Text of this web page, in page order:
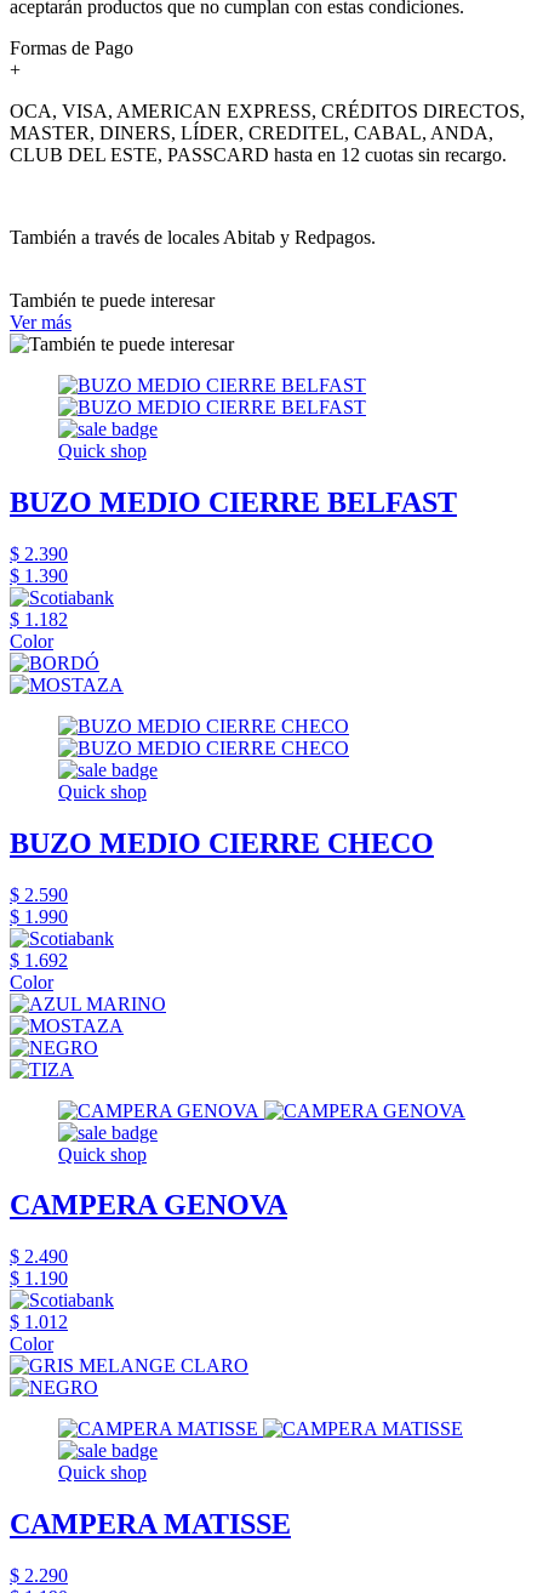
aceptarán productos que no cumplan con estas condiciones.
Formas de Pago
+
OCA, VISA, AMERICAN EXPRESS, CRÉDITOS DIRECTOS,
MASTER, DINERS, LÍDER, CREDITEL, CABAL, ANDA,
CLUB DEL ESTE, PASSCARD hasta en 12 cuotas sin recargo.
También a través de locales Abitab y Redpagos.
También te puede interesar
Ver más
Quick shop
BUZO MEDIO CIERRE BELFAST
$ 2.390
$ 1.390
$ 1.182
Color
Quick shop
BUZO MEDIO CIERRE CHECO
$ 2.590
$ 1.990
$ 1.692
Color
Quick shop
CAMPERA GENOVA
$ 2.490
$ 1.190
$ 1.012
Color
Quick shop
CAMPERA MATISSE
$ 2.290